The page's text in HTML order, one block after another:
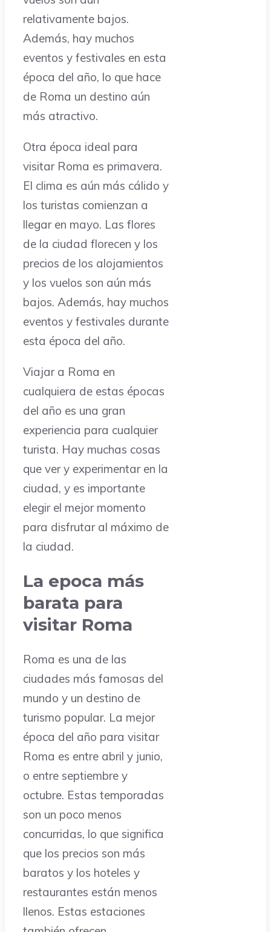
relativamente bajos.
Además, hay muchos
eventos y festivales en esta
época del año, lo que hace
de Roma un destino aún
más atractivo.
Otra época ideal para
visitar Roma es primavera.
El clima es aún más cálido y
los turistas comienzan a
llegar en mayo. Las flores
de la ciudad florecen y los
precios de los alojamientos
y los vuelos son aún más
bajos. Además, hay muchos
eventos y festivales durante
esta época del año.
Viajar a Roma en
cualquiera de estas épocas
del año es una gran
experiencia para cualquier
turista. Hay muchas cosas
que ver y experimentar en la
ciudad, y es importante
elegir el mejor momento
para disfrutar al máximo de
la ciudad.
La epoca más
barata para
visitar Roma
Roma es una de las
ciudades más famosas del
mundo y un destino de
turismo popular. La mejor
época del año para visitar
Roma es entre abril y junio,
o entre septiembre y
octubre. Estas temporadas
son un poco menos
concurridas, lo que significa
que los precios son más
baratos y los hoteles y
restaurantes están menos
llenos. Estas estaciones